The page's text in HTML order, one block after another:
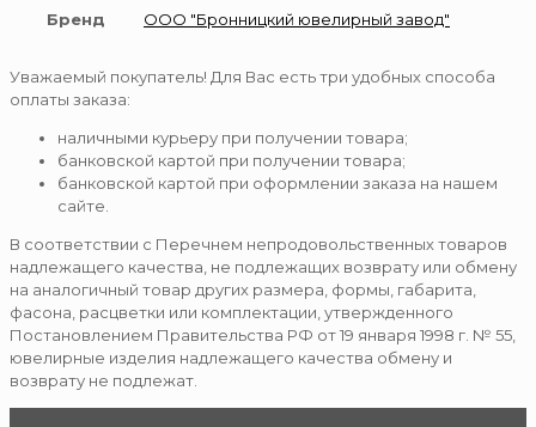
Бренд ООО "Бронницкий ювелирный завод"
Уважаемый покупатель! Для Вас есть три удобных способа
оплаты заказа:
наличными курьеру при получении товара;
банковской картой при получении товара;
банковской картой при оформлении заказа на нашем
сайте.
В соответствии с Перечнем непродовольственных товаров
надлежащего качества, не подлежащих возврату или обмену
на аналогичный товар других размера, формы, габарита,
фасона, расцветки или комплектации, утвержденного
Постановлением Правительства РФ от 19 января 1998 г. № 55,
ювелирные изделия надлежащего качества обмену и
возврату не подлежат.